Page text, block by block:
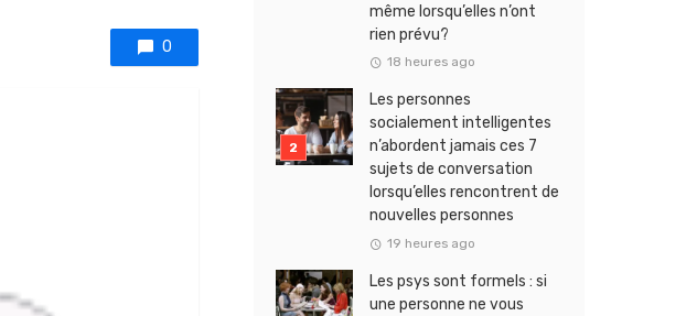
0
même lorsqu’elles n’ont
rien prévu?
18 heures ago
Les personnes
socialement intelligentes
n’abordent jamais ces 7
sujets de conversation
lorsqu’elles rencontrent de
nouvelles personnes
19 heures ago
Les psys sont formels : si
une personne ne vous